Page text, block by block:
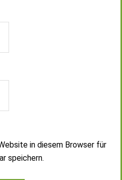
in diesem Browser für
speichern.